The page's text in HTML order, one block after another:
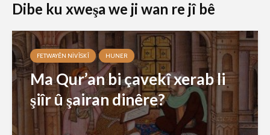
Dibe ku xweşa we ji wan re jî bê
FETWAYÊN NIVÎSKÎ HUNER
Ma Qur’an bi çavekî xerab li
şiîr û şairan dinêre?